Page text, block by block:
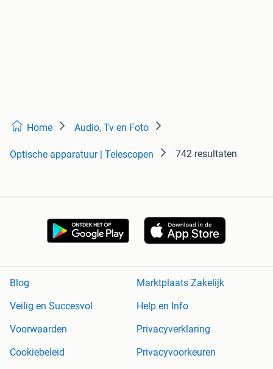
Home Audio, Tv en Foto
Optische apparatuur | Telescopen 742 resultaten
Blog
Marktplaats Zakelijk
Veilig en Succesvol
Help en Info
Voorwaarden
Privacyverklaring
Cookiebeleid
Privacyvoorkeuren